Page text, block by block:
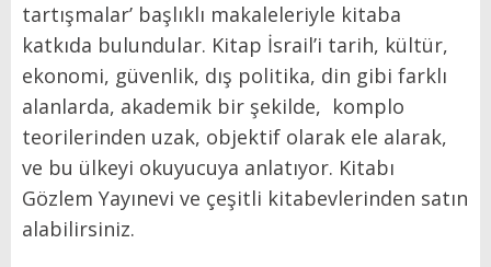
tartışmalar’ başlıklı makaleleriyle kitaba
katkıda bulundular. Kitap İsrail’i tarih, kültür,
ekonomi, güvenlik, dış politika, din gibi farklı
alanlarda, akademik bir şekilde, komplo
teorilerinden uzak, objektif olarak ele alarak,
ve bu ülkeyi okuyucuya anlatıyor. Kitabı
Gözlem Yayınevi ve çeşitli kitabevlerinden satın
alabilirsiniz.